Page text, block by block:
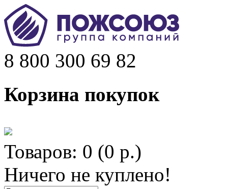
8 800 300 69 82
Корзина покупок
Товаров: 0 (0 р.)
Ничего не куплено!